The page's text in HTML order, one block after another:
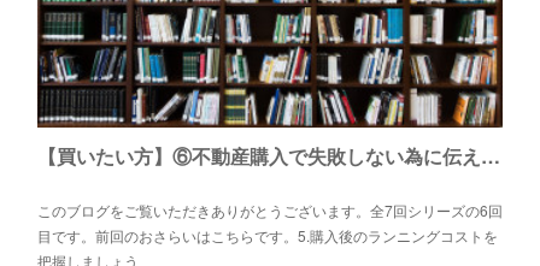
【買いたい方】⑥不動産購入で失敗しない為に伝えたい7つのこと（契約内容・個人売買編）
このブログをご覧いただきありがとうございます。全7回シリーズの6回
目です。前回のおさらいはこちらです。5.購入後のランニングコストを
把握しましょう